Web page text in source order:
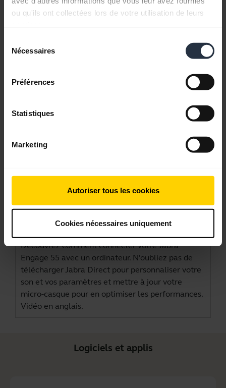
ou qu'ils ont collectées lors de votre utilisation de leurs
Nécessaires
Préférences
Statistiques
Marketing
Autoriser tous les cookies
Cookies nécessaires uniquement
Comment connecter et optimiser les
performances de votre Jabra Engage 55
Découvrez comment connecter votre Jabra
Engage 55 avec un ordinateur. N'oubliez pas de
télécharger Jabra Direct pour personnaliser votre
son et vos paramètres et mettre à jour votre
micro-casque pour en optimiser les performances.
Vidéo en anglais.
Logiciels et applis